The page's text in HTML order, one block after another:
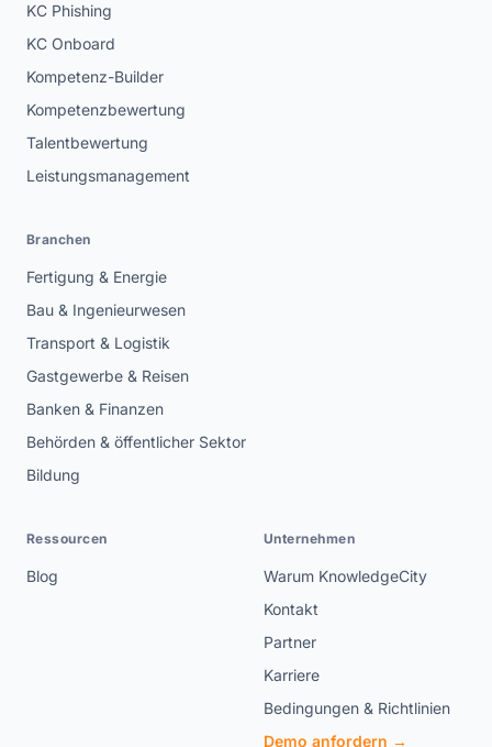
KC Phishing
KC Onboard
Kompetenz-Builder
Kompetenzbewertung
Talentbewertung
Leistungsmanagement
Branchen
Fertigung & Energie
Bau & Ingenieurwesen
Transport & Logistik
Gastgewerbe & Reisen
Banken & Finanzen
Behörden & öffentlicher Sektor
Bildung
Ressourcen
Blog
Unternehmen
Warum KnowledgeCity
Kontakt
Partner
Karriere
Bedingungen & Richtlinien
Demo anfordern →